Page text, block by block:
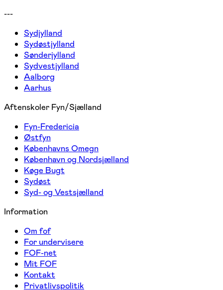
---
Sydjylland
Sydøstjylland
Sønderjylland
Sydvestjylland
Aalborg
Aarhus
Aftenskoler Fyn/Sjælland
Fyn-Fredericia
Østfyn
Københavns Omegn
København og Nordsjælland
Køge Bugt
Sydøst
Syd- og Vestsjælland
Information
Om fof
For undervisere
FOF-net
Mit FOF
Kontakt
Privatlivspolitik